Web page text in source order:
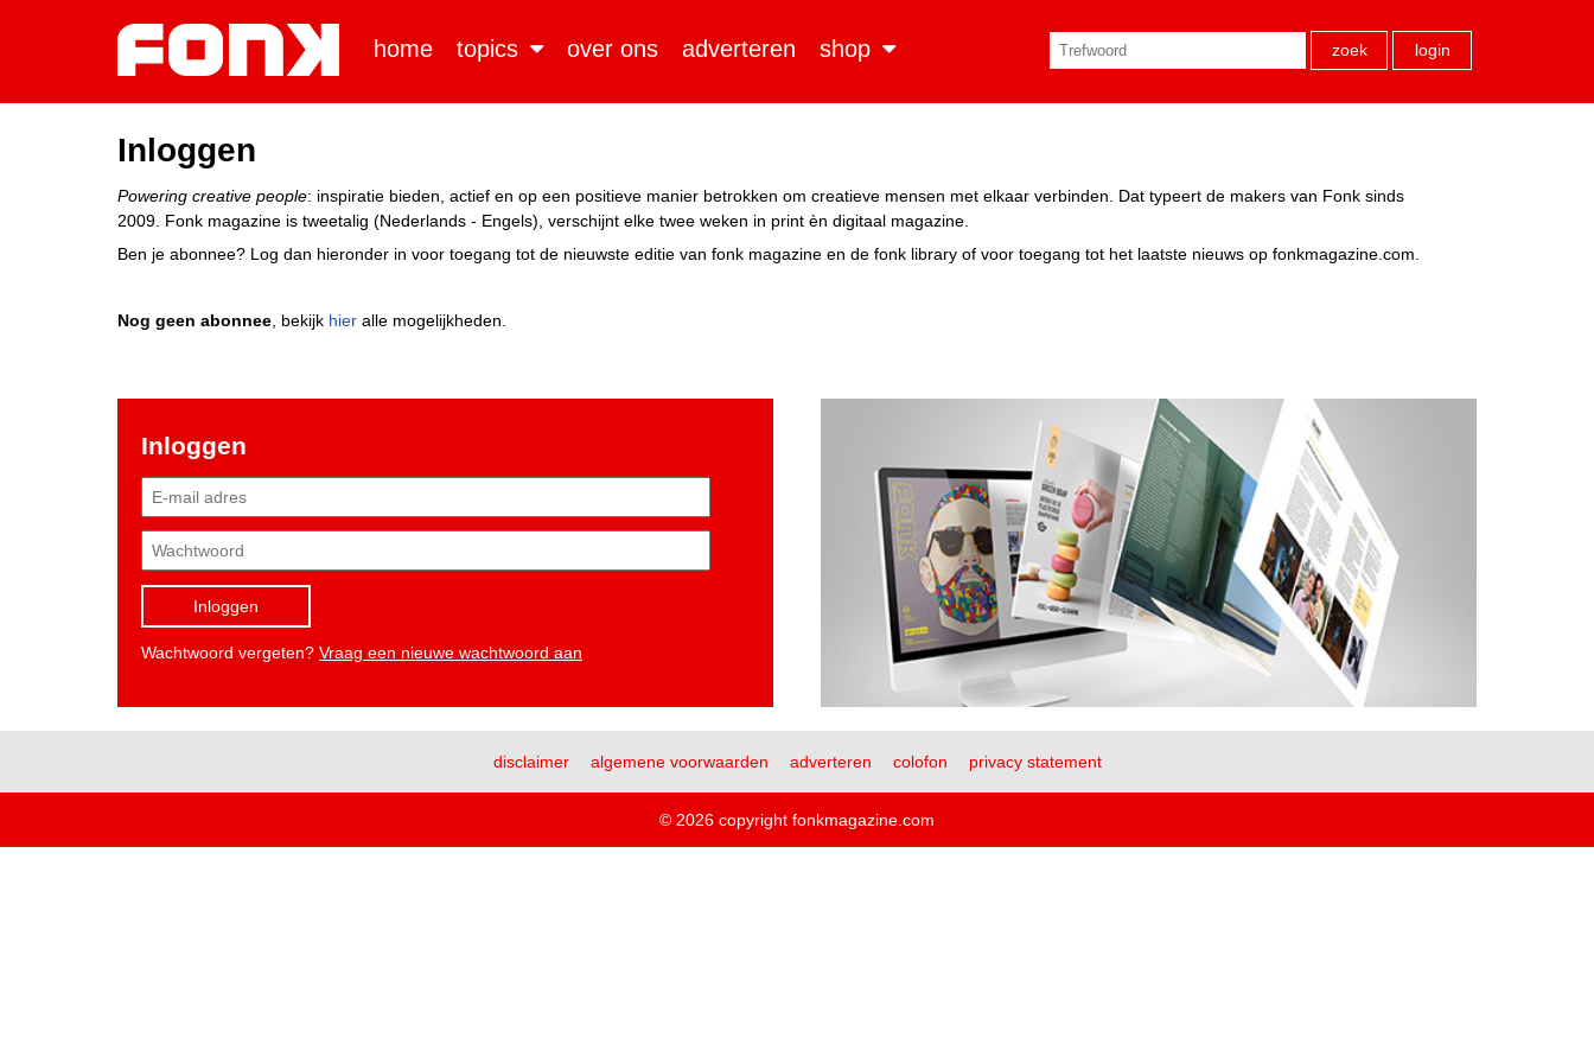
home topics over ons adverteren shop zoek login
Inloggen
Powering creative people: inspiratie bieden, actief en op een positieve manier betrokken om creatieve mensen met elkaar verbinden. Dat typeert de makers van Fonk sinds
2009. Fonk magazine is tweetalig (Nederlands - Engels), verschijnt elke twee weken in print èn digitaal magazine.
Ben je abonnee? Log dan hieronder in voor toegang tot de nieuwste editie van fonk magazine en de fonk library of voor toegang tot het laatste nieuws op fonkmagazine.com.
Nog geen abonnee , bekijk hier alle mogelijkheden.
Inloggen
Inloggen
Wachtwoord vergeten? Vraag een nieuwe wachtwoord aan
disclaimer algemene voorwaarden adverteren colofon privacy statement
© 2026 copyright fonkmagazine.com